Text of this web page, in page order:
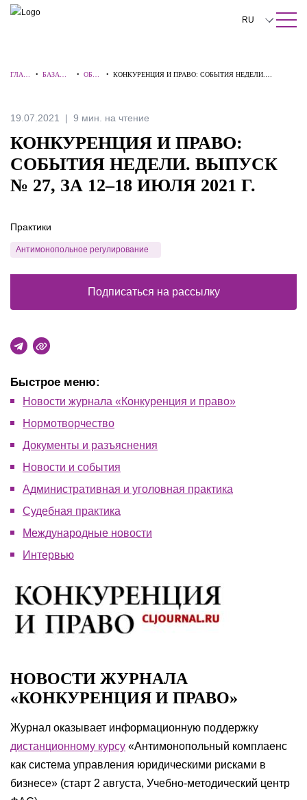
ПОИСК ПО САЙТУ Закрыть
RU
中文
Italiano
ГЛАВ
• БАЗА
•ОБЗО
• КОНКУРЕНЦИЯ И ПРАВО: СОБЫТИЯ НЕДЕЛИ.
19.07.2021 9 мин. на чтение
КОНКУРЕНЦИЯ И ПРАВО:
СОБЫТИЯ НЕДЕЛИ. ВЫПУСК
№ 27, ЗА 12–18 ИЮЛЯ 2021 Г.
Быстрое меню:
Новости журнала «Конкуренция и право»
Нормотворчество
Документы и разъяснения
Новости и события
Административная и уголовная практика
Судебная практика
Международные новости
Интервью
НОВОСТИ ЖУРНАЛА
«КОНКУРЕНЦИЯ И ПРАВО»
Журнал оказывает информационную поддержку
дистанционному курсу «Антимонопольный комплаенс
как система управления юридическими рисками в
бизнесе» (старт 2 августа, Учебно-методический центр
Практики
Антимонопольное регулирование
Подписаться на рассылку